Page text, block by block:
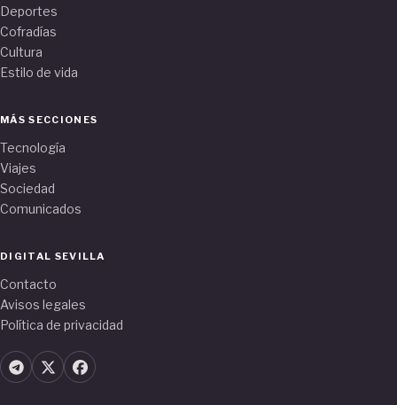
Deportes
Cofradías
Cultura
Estilo de vida
MÁS SECCIONES
Tecnología
Viajes
Sociedad
Comunicados
DIGITAL SEVILLA
Contacto
Avisos legales
Política de privacidad